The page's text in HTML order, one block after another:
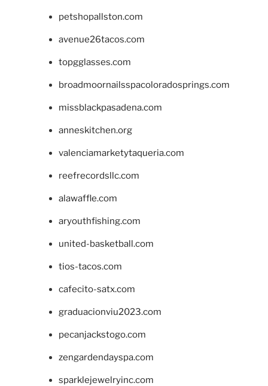
petshopallston.com
avenue26tacos.com
topgglasses.com
broadmoornailsspacoloradosprings.com
missblackpasadena.com
anneskitchen.org
valenciamarketytaqueria.com
reefrecordsllc.com
alawaffle.com
aryouthfishing.com
united-basketball.com
tios-tacos.com
cafecito-satx.com
graduacionviu2023.com
pecanjackstogo.com
zengardendayspa.com
sparklejewelryinc.com